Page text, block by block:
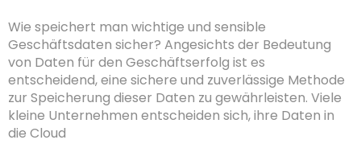
Wie speichert man wichtige und sensible
Geschäftsdaten sicher? Angesichts der Bedeutung
von Daten für den Geschäftserfolg ist es
entscheidend, eine sichere und zuverlässige Methode
zur Speicherung dieser Daten zu gewährleisten. Viele
kleine Unternehmen entscheiden sich, ihre Daten in
die Cloud